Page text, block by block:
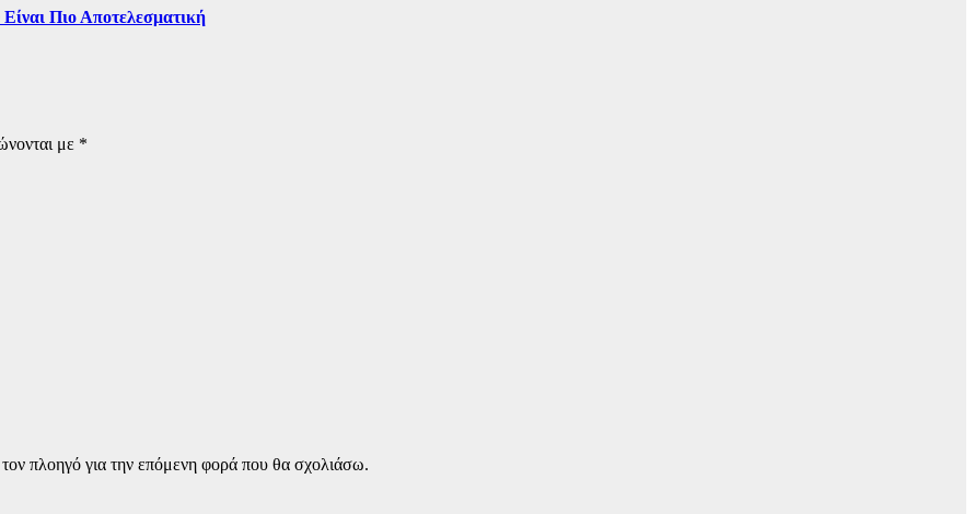
Πιο Αποτελεσματική
με *
πλοηγό για την επόμενη φορά που θα σχολιάσω.